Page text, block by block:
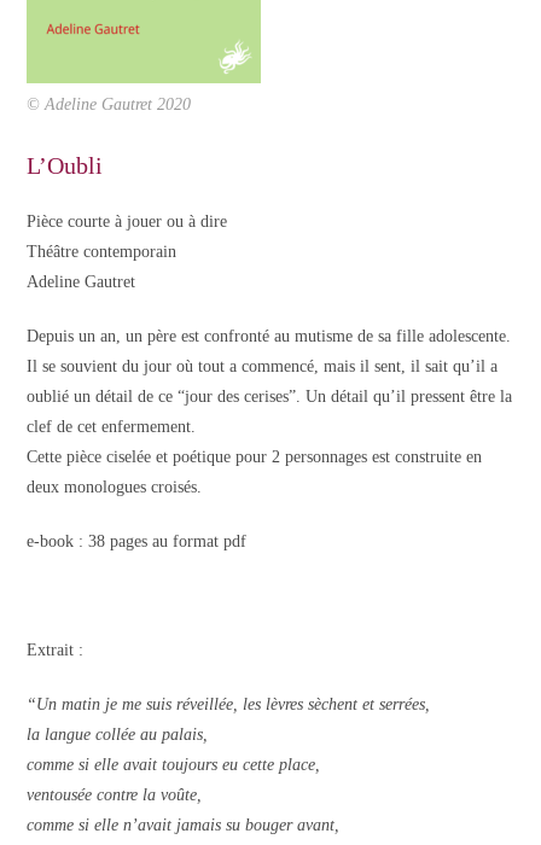
© Adeline Gautret 2020
L’Oubli
Pièce courte à jouer ou à dire
Théâtre contemporain
Adeline Gautret
Depuis un an, un père est confronté au mutisme de sa fille adolescente.
Il se souvient du jour où tout a commencé, mais il sent, il sait qu’il a
oublié un détail de ce “jour des cerises”. Un détail qu’il pressent être la
clef de cet enfermement.
Cette pièce ciselée et poétique pour 2 personnages est construite en
deux monologues croisés.
e-book : 38 pages au format pdf
Extrait :
“Un matin je me suis réveillée,les lèvres sèchent et serrées,
la langue collée au palais,
comme si elle avait toujours eu cette place,
ventousée contre la voûte,
comme si elle n’avait jamais su bouger avant,